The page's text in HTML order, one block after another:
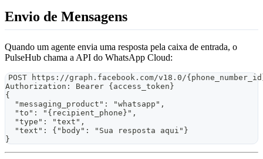
Envio de Mensagens
Quando um agente envia uma resposta pela caixa de entrada, o
PulseHub chama a API do WhatsApp Cloud:
POST https://graph.facebook.com/v18.0/
Authorization: Bearer {access_token}
{
  "messaging_product": "whatsapp",
  "to": "{recipient_phone}",
  "type": "text",
  "text": {"body": "Sua resposta aqui"}
}